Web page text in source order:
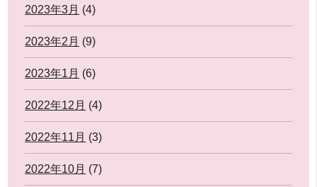
2023年3月 (4)
2023年2月 (9)
2023年1月 (6)
2022年12月 (4)
2022年11月 (3)
2022年10月 (7)